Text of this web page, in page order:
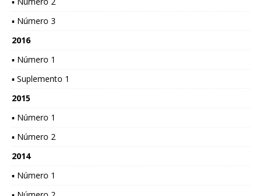
▪ Número 3
2016
▪ Número 1
▪ Suplemento 1
2015
▪ Número 1
▪ Número 2
2014
▪ Número 1